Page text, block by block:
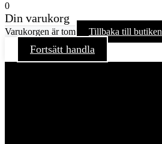
0
Din varukorg
Varukorgen är tom Tillbaka till butiken
Fortsätt handla